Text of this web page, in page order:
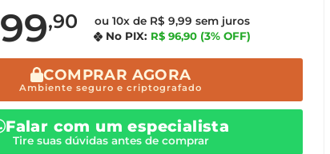
99,90
ou 10x de R$ 9,99 sem juros
No PIX: R$ 96,90 (3% OFF)
COMPRAR AGORA
Ambiente seguro e criptografado
Falar com um especialista
Tire suas dúvidas antes de comprar